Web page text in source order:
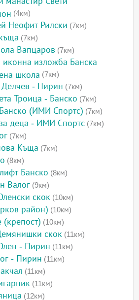
(4км)
Неофит Рилски (7км)
(7км)
Вапцаров (7км)
иконна изложба Банска
школа (7км)
- Пирин (7км)
Троица - Банско (7км)
(ИМИ Спортс) (7км)
деца - ИМИ Спортс (7км)
(7км)
Къща (7км)
(8км)
Банско (8км)
Валог (9км)
скок (10км)
район) (10км)
(крепост) (10км)
скок (11км)
- Пирин (11км)
- Пирин (11км)
(11км)
(11км)
(12км)